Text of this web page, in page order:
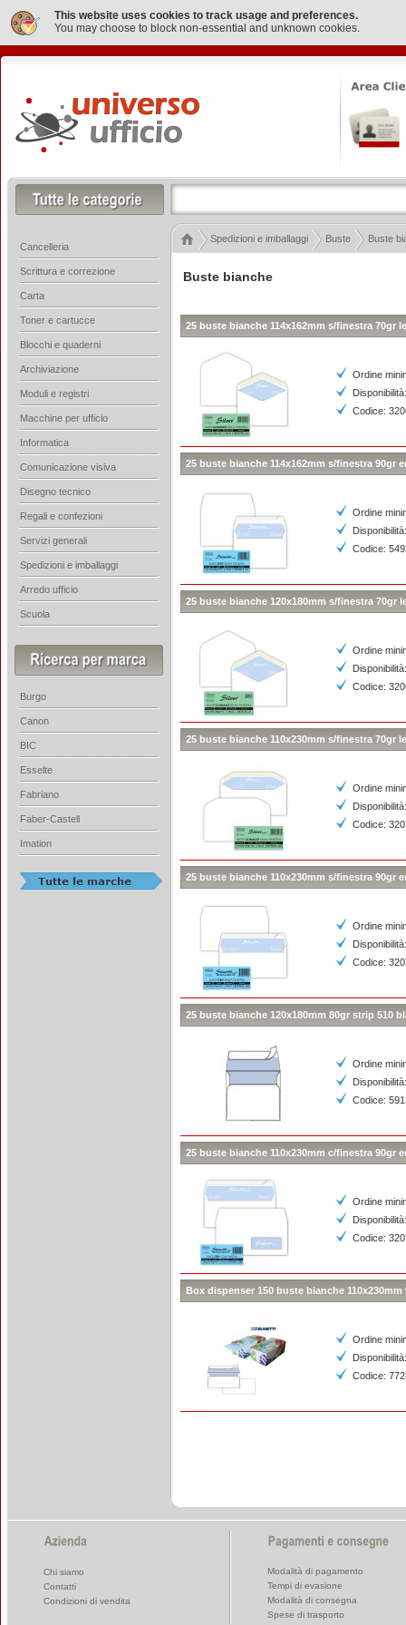
This website uses cookies to track usage and preferences.
You may choose to block non-essential and unknown cookies.
Buste bianche
25 buste bianche 114x162mm s/finestra 70gr
Ordine
Codice:
25 buste bianche 114x162mm s/finestra 90gr
Ordine
Codice:
25 buste bianche 120x180mm s/finestra 70gr
Ordine
Codice:
25 buste bianche 110x230mm s/finestra 70gr
Ordine
Codice:
25 buste bianche 110x230mm s/finestra 90gr
Ordine
Codice:
25 buste bianche 120x180mm 80gr strip 510
Ordine
Codice:
25 buste bianche 110x230mm c/finestra 90gr
Ordine
Codice:
Box dispenser 150 buste bianche
Ordine
Codice:
Spedizioni e imballaggi Buste Buste
Cancelleria
Scrittura e correzione
Carta
Toner e cartucce
Blocchi e quaderni
Archiviazione
Moduli e registri
Macchine per ufficio
Informatica
Comunicazione visiva
Disegno tecnico
Regali e confezioni
Servizi generali
Spedizioni e imballaggi
Arredo ufficio
Scuola
Burgo
Canon
BIC
Esselte
Fabriano
Faber-Castell
Imation
Chi siamo
Contatti
Condizioni di vendita
Modalità di pagamento
Tempi di evasione
Modalità di consegna
Spese di trasporto